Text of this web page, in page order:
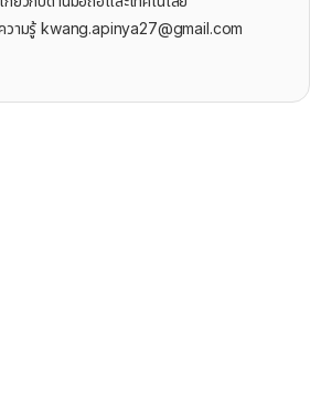
วามรู้kwang.apinya27@gmail.com